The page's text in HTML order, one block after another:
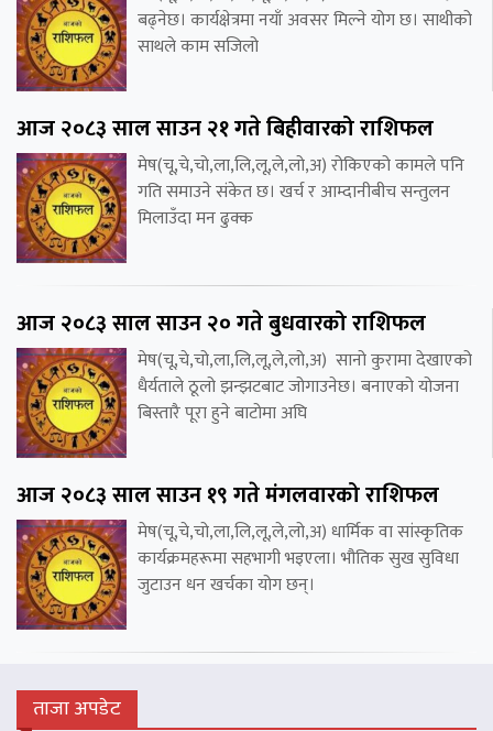
बढ्नेछ। कार्यक्षेत्रमा नयाँ अवसर मिल्ने योग छ। साथीको
साथले काम सजिलो
आज २०८३ साल साउन २१ गते बिहीवारको राशिफल
मेष(चू,चे,चो,ला,लि,लू,ले,लो,अ) रोकिएको कामले पनि
गति समाउने संकेत छ। खर्च र आम्दानीबीच सन्तुलन
मिलाउँदा मन ढुक्क
आज २०८३ साल साउन २० गते बुधवारको राशिफल
मेष(चू,चे,चो,ला,लि,लू,ले,लो,अ) सानो कुरामा देखाएको
धैर्यताले ठूलो झन्झटबाट जोगाउनेछ। बनाएको योजना
बिस्तारै पूरा हुने बाटोमा अघि
आज २०८३ साल साउन १९ गते मंगलवारको राशिफल
मेष(चू,चे,चो,ला,लि,लू,ले,लो,अ) धार्मिक वा सांस्कृतिक
कार्यक्रमहरूमा सहभागी भइएला। भौतिक सुख सुविधा
जुटाउन धन खर्चका योग छन्।
ताजा अपडेट